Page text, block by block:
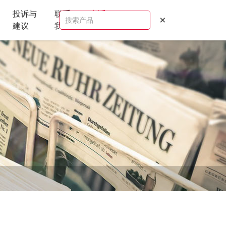
投诉与
建议
联系
我们
电话：
13652426225